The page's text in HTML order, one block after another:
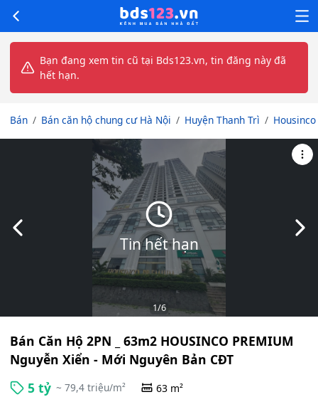
Bạn đang xem tin cũ tại Bds123.vn, tin đăng này đã
hết hạn.
Bán Bán căn hộ chung cư Hà Nội Huyện Thanh Trì
Tin hết hạn
Slide trước
1/6
Bán Căn Hộ 2PN _ 63m2 HOUSINCO PREMIUM
Nguyễn Xiển - Mới Nguyên Bản CĐT
5 tỷ ~ 79,4 triệu/m² 63 m²